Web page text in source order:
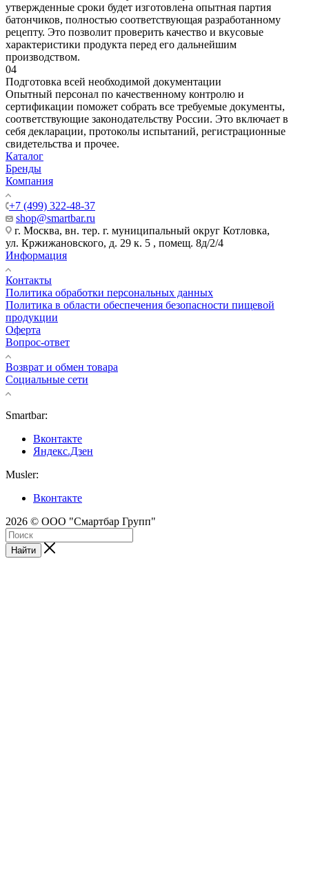
утвержденные сроки будет изготовлена опытная партия
батончиков, полностью соответствующая разработанному
рецепту. Это позволит проверить качество и вкусовые
характеристики продукта перед его дальнейшим
производством.
04
Подготовка всей необходимой документации
Опытный персонал по качественному контролю и
сертификации поможет собрать все требуемые документы,
соответствующие законодательству России. Это включает в
себя декларации, протоколы испытаний, регистрационные
свидетельства и прочее.
Каталог
Бренды
Компания
+7 (499) 322-48-37
shop@smartbar.ru
г. Москва, вн. тер. г. муниципальный округ Котловка,
ул. Кржижановского, д. 29 к. 5 , помещ. 8д/2/4
Информация
Контакты
Политика обработки персональных данных
Политика в области обеспечения безопасности пищевой
продукции
Оферта
Вопрос-ответ
Возврат и обмен товара
Социальные сети
Smartbar:
Вконтакте
Яндекс.Дзен
Musler:
Вконтакте
2026 © ООО "Смартбар Групп"
Найти